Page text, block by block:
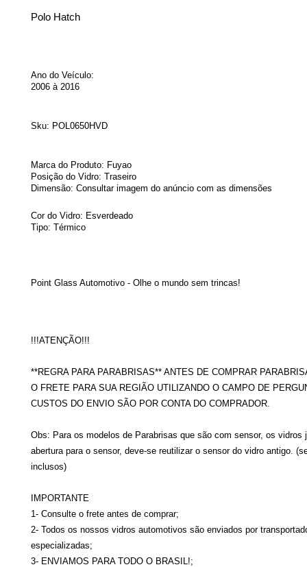
Polo Hatch
Ano do Veículo:
2006 à 2016
Sku: POL0650HVD
Marca do Produto: Fuyao
Posição do Vidro: Traseiro
Dimensão: Consultar imagem do anúncio com as dimensões
Cor do Vidro: Esverdeado
Tipo: Térmico
Point Glass Automotivo - Olhe o mundo sem trincas!
!!!ATENÇÃO!!!
**REGRA PARA PARABRISAS** ANTES DE COMPRAR
O FRETE PARA SUA REGIÃO UTILIZANDO O CAMPO DE
CUSTOS DO ENVIO SÃO POR CONTA DO COMPRADOR.
Obs: Para os modelos de Parabrisas que são com sensor, os vidros
abertura para o sensor, deve-se reutilizar o sensor do vidro antigo.
inclusos)
IMPORTANTE
1- Consulte o frete antes de comprar;
2- Todos os nossos vidros automotivos são enviados por
especializadas;
3- ENVIAMOS PARA TODO O BRASIL!;